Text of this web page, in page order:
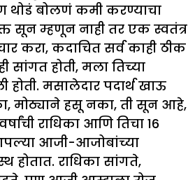
थोडं बोलणं कमी करण्याचा
सून म्हणून नाही तर एक स्वतंत्र
करा, कदाचित सर्व काही ठीक
सांगत होती, मला तिच्या
होती. मसालेदार पदार्थ खाऊ
मोठ्याने हसू नका, ती सून आहे,
राधिका आणि तिचा 16
आजी-आजोबांच्या
राधिका सांगते,